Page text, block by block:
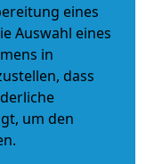
eines
Auswahl eines
in
dass
um den